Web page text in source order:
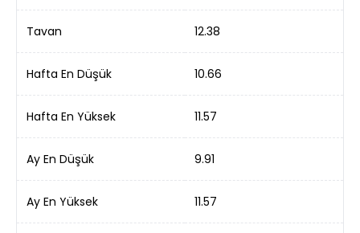
Tavan 12.38
Hafta En Düşük 10.66
Hafta En Yüksek 11.57
Ay En Düşük 9.91
Ay En Yüksek 11.57